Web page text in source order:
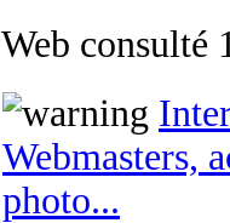
Web consulté
Webmasters,
photo...